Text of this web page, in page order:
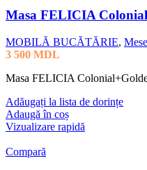
Masa FELICIA
MOBILĂ BUCĂTĂRIE,
3 500 MDL
Masa FELICIA
Adăugați la lista de dorințe
Adaugă în coș
Vizualizare rapidă
Compară